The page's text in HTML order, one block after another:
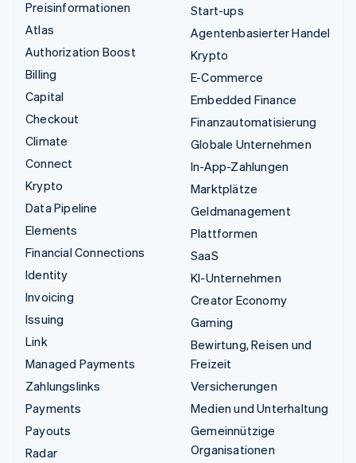
Preisinformationen
Atlas
Authorization Boost
Billing
Capital
Checkout
Climate
Connect
Krypto
Data Pipeline
Elements
Financial Connections
Identity
Invoicing
Issuing
Link
Managed Payments
Zahlungslinks
Payments
Payouts
Radar
Start-ups
Agentenbasierter Handel
Krypto
E-Commerce
Embedded Finance
Finanzautomatisierung
Globale Unternehmen
In-App-Zahlungen
Marktplätze
Geldmanagement
Plattformen
SaaS
KI-Unternehmen
Creator Economy
Gaming
Bewirtung, Reisen und
Freizeit
Versicherungen
Medien und Unterhaltung
Gemeinnützige
Organisationen